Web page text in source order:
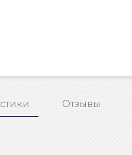
Отзывы